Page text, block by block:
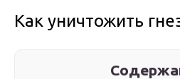
Как уничтожить